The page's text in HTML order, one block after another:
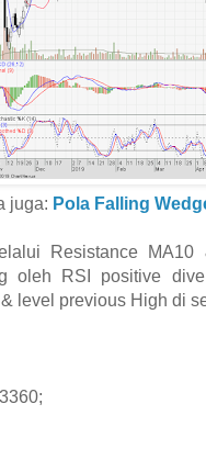
juga: Pola Falling
Resistance
oleh RSI positive
level previous High di